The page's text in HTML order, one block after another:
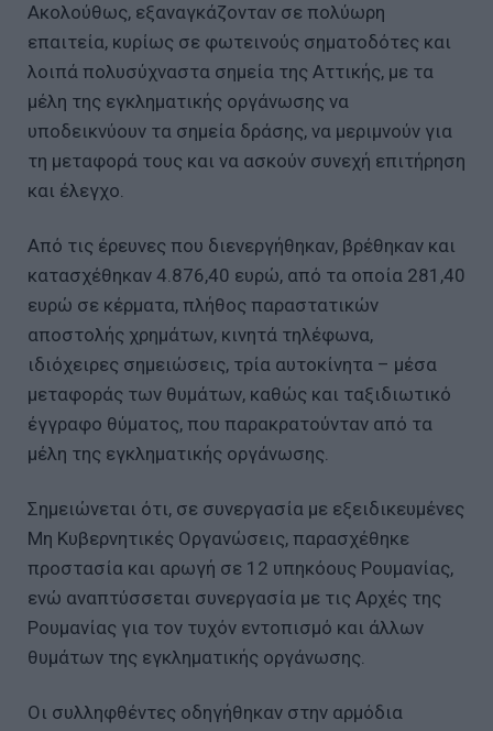
Ακολούθως, εξαναγκάζονταν σε πολύωρη
επαιτεία, κυρίως σε φωτεινούς σηματοδότες και
λοιπά πολυσύχναστα σημεία της Αττικής, με τα
μέλη της εγκληματικής οργάνωσης να
υποδεικνύουν τα σημεία δράσης, να μεριμνούν για
τη μεταφορά τους και να ασκούν συνεχή επιτήρηση
και έλεγχο.
Από τις έρευνες που διενεργήθηκαν, βρέθηκαν και
κατασχέθηκαν 4.876,40 ευρώ, από τα οποία 281,40
ευρώ σε κέρματα, πλήθος παραστατικών
αποστολής χρημάτων, κινητά τηλέφωνα,
ιδιόχειρες σημειώσεις, τρία αυτοκίνητα – μέσα
μεταφοράς των θυμάτων, καθώς και ταξιδιωτικό
έγγραφο θύματος, που παρακρατούνταν από τα
μέλη της εγκληματικής οργάνωσης.
Σημειώνεται ότι, σε συνεργασία με εξειδικευμένες
Μη Κυβερνητικές Οργανώσεις, παρασχέθηκε
προστασία και αρωγή σε 12 υπηκόους Ρουμανίας,
ενώ αναπτύσσεται συνεργασία με τις Αρχές της
Ρουμανίας για τον τυχόν εντοπισμό και άλλων
θυμάτων της εγκληματικής οργάνωσης.
Οι συλληφθέντες οδηγήθηκαν στην αρμόδια